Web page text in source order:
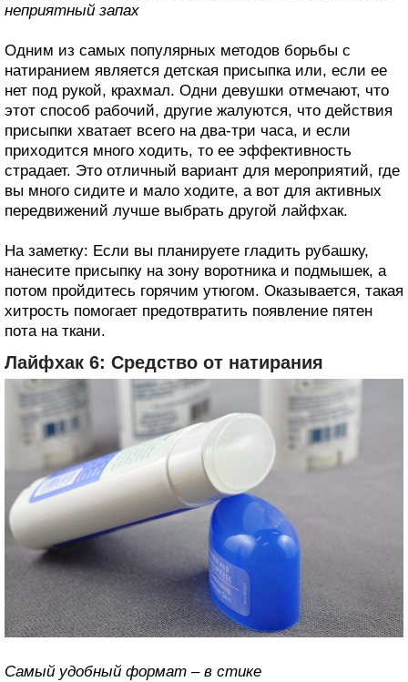
неприятный запах
Одним из самых популярных методов борьбы с
натиранием является детская присыпка или, если ее
нет под рукой, крахмал. Одни девушки отмечают, что
этот способ рабочий, другие жалуются, что действия
присыпки хватает всего на два-три часа, и если
приходится много ходить, то ее эффективность
страдает. Это отличный вариант для мероприятий, где
вы много сидите и мало ходите, а вот для активных
передвижений лучше выбрать другой лайфхак.
На заметку: Если вы планируете гладить рубашку,
нанесите присыпку на зону воротника и подмышек, а
потом пройдитесь горячим утюгом. Оказывается, такая
хитрость помогает предотвратить появление пятен
пота на ткани.
Лайфхак 6: Средство от натирания
Самый удобный формат – в стике